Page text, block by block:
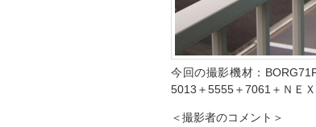
今回の撮影機材：
5013＋5555＋7061＋ＮＥ
＜撮影者のコメント＞